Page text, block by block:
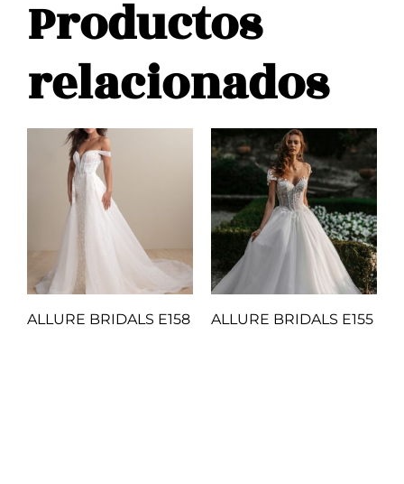
Productos
relacionados
ALLURE BRIDALS E158 ALLURE BRIDALS E155